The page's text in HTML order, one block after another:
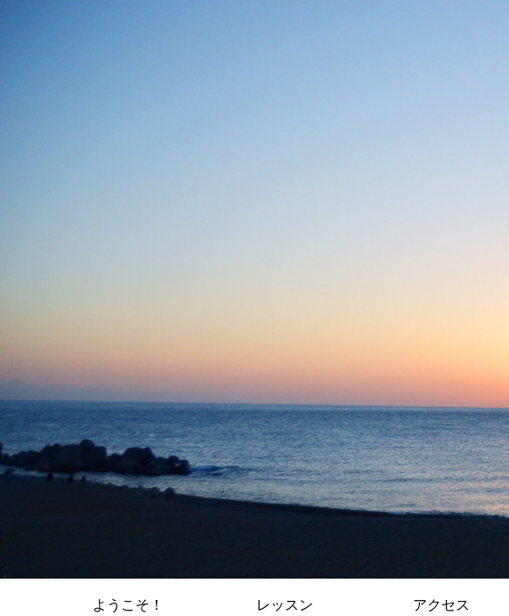
ようこそ！ レッスン アクセス